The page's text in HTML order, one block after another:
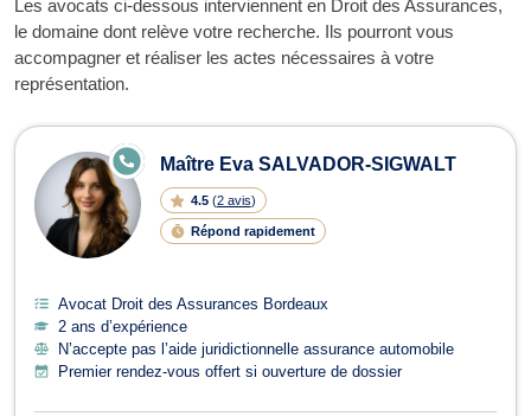
Les avocats ci-dessous interviennent en Droit des Assurances,
le domaine dont relève votre recherche. Ils pourront vous
accompagner et réaliser les actes nécessaires à votre
représentation.
Maître Eva SALVADOR-SIGWALT
4.5 (2 avis)
Répond rapidement
E
N
LI
G
N
E
Avocat Droit des Assurances Bordeaux
2 ans d’expérience
N’accepte pas l’aide juridictionnelle assurance automobile
Premier rendez-vous offert si ouverture de dossier